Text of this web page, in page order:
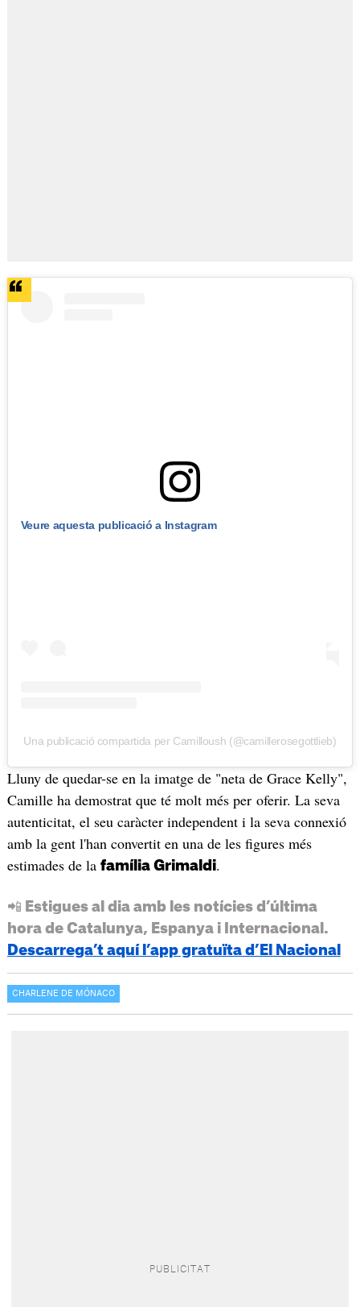
Veure aquesta publicació a Instagram
Una publicació compartida per Camilloush (@camillerosegottlieb)
Lluny de quedar-se en la imatge de "neta de Grace Kelly",
Camille ha demostrat que té molt més per oferir. La seva
autenticitat, el seu caràcter independent i la seva connexió
amb la gent l'han convertit en una de les figures més
estimades de la família Grimaldi.
📲 Estigues al dia amb les notícies d’última
hora de Catalunya, Espanya i Internacional.
Descarrega’t aquí l’app gratuïta d’El Nacional
CHARLENE DE MÓNACO